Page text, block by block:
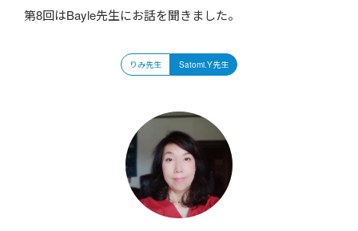
第8回はBayle先生にお話を聞きました。
りみ先生 Satomi.Y先生